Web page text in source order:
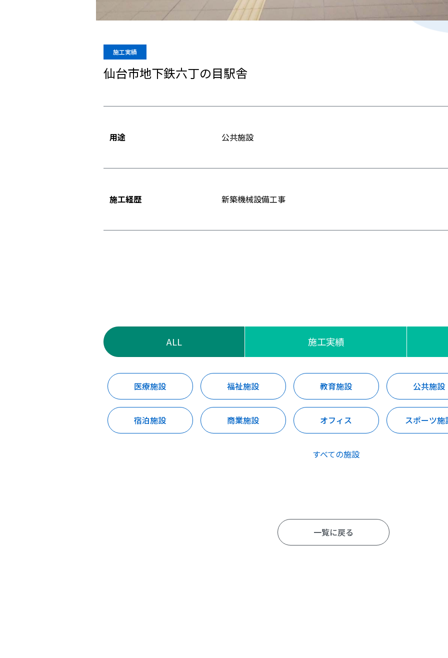
施工実績
仙台市地下鉄六丁の目駅舎
用途 公共施設
施工経歴 新築機械設備工事
ALL 施工実績
医療施設 福祉施設 教育施設 公共施設
宿泊施設 商業施設 オフィス スポーツ施
すべての施設
一覧に戻る